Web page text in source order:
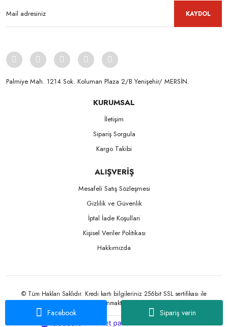
Sipariş verin
Facebook
KAYDOL
Palmiye Mah. 1214 Sok. Koluman Plaza 2/B Yenişehir/ MERSİN.ㅤㅤㅤㅤㅤㅤㅤㅤㅤㅤㅤㅤㅤㅤㅤㅤㅤㅤㅤㅤㅤㅤㅤㅤㅤㅤㅤㅤㅤㅤㅤㅤㅤㅤㅤ ㅤㅤㅤㅤㅤㅤㅤㅤㅤㅤ
KURUMSAL
İletişim
Sipariş Sorgula
Kargo Takibi
ALIŞVERİŞ
Mesafeli Satış Sözleşmesi
Gizlilik ve Güvenlik
İptal İade Koşullari
Kişisel Veriler Politikası
Hakkımızda
© Tüm Hakları Saklıdır. Kredi kartı bilgileriniz 256bit SSL sertifikası ile
korunmaktadır.